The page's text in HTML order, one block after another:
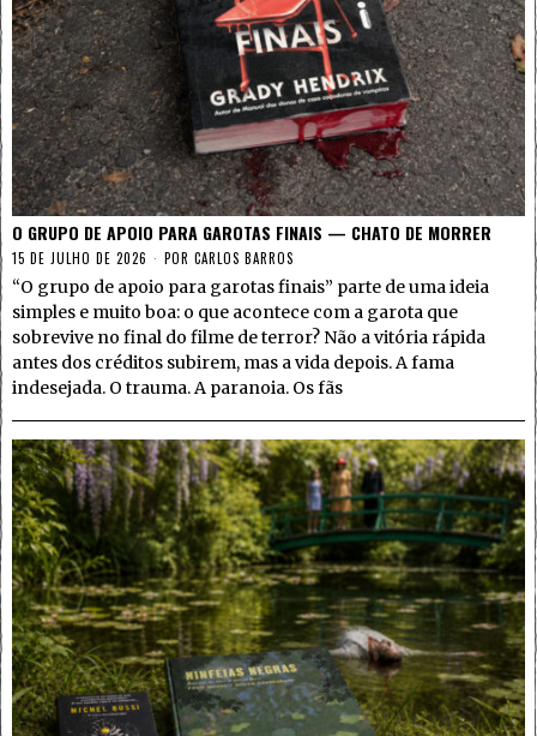
O GRUPO DE APOIO PARA GAROTAS FINAIS — CHATO DE MORRER
15 DE JULHO DE 2026 POR CARLOS BARROS
“O grupo de apoio para garotas finais” parte de uma ideia
simples e muito boa: o que acontece com a garota que
sobrevive no final do filme de terror? Não a vitória rápida
antes dos créditos subirem, mas a vida depois. A fama
indesejada. O trauma. A paranoia. Os fãs